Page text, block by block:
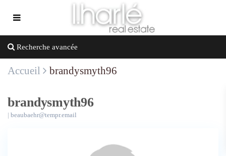
Recherche avancée
Accueil brandysmyth96
brandysmyth96
| beaubaehr@tempr.email